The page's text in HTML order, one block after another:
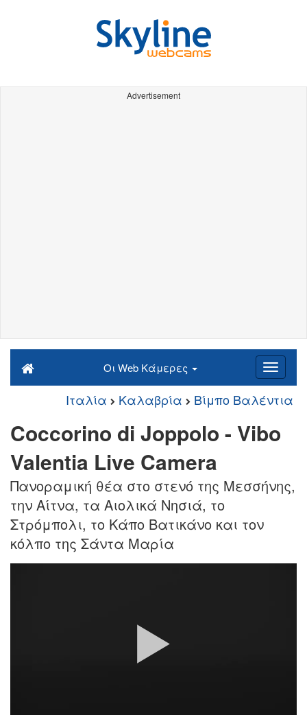
Advertisement
Οι Web Κάμερες
Ιταλία Καλαβρία Βίμπο Βαλέντια
Coccorino di Joppolo - Vibo
Valentia Live Camera
Πανοραμική θέα στο στενό της Μεσσήνης,
την Αίτνα, τα Αιολικά Νησιά, το
Στρόμπολι, το Κάπο Βατικάνο και τον
κόλπο της Σάντα Μαρία